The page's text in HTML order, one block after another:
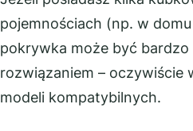
pojemnościach (np. w
pokrywka może być
rozwiązaniem – oczywiście
modeli kompatybilnych.